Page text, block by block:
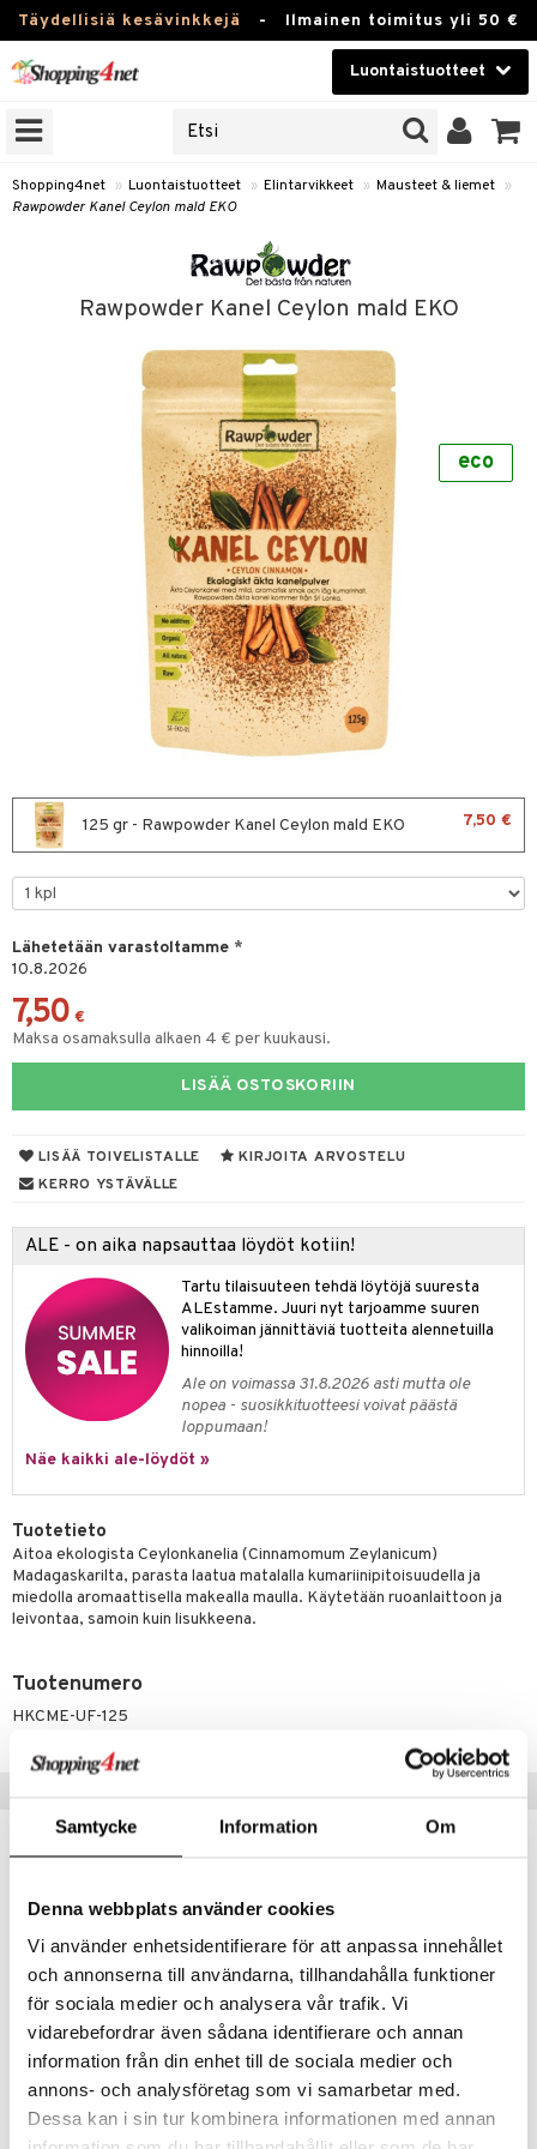
Samtycke Information Om
Denna webbplats använder cookies
Vi använder enhetsidentifierare för att anpassa innehållet
och annonserna till användarna, tillhandahålla funktioner
för sociala medier och analysera vår trafik. Vi
vidarebefordrar även sådana identifierare och annan
information från din enhet till de sociala medier och
annons- och analysföretag som vi samarbetar med.
Dessa kan i sin tur kombinera informationen med annan
Täydellisiä kesävinkkejä - Ilmainen toimitus yli 50 €
Luontaistuotteet
Kauneudenhoito
Piilolinssit
Fitness
Koti & Sisustus
Lelut, Lapsi & Vauva
Tuotemerkkejä
Shopping4net » Luontaistuotteet » Elintarvikkeet » Mausteet & liemet »
Rawpowder Kanel Ceylon mald EKO
Rawpowder Kanel Ceylon mald EKO
eco
125 gr - Rawpowder Kanel Ceylon mald EKO 7,50 €
Lähetetään varastoltamme *
10.8.2026
7,50 €
Maksa osamaksulla alkaen 4 € per kuukausi.
LISÄÄ OSTOSKORIIN
LISÄÄ TOIVELISTALLE
KIRJOITA ARVOSTELU
KERRO YSTÄVÄLLE
ALE - on aika napsauttaa löydöt kotiin!
Tartu tilaisuuteen tehdä löytöjä suuresta
ALEstamme. Juuri nyt tarjoamme suuren
valikoiman jännittäviä tuotteita alennetuilla
hinnoilla!
Ale on voimassa 31.8.2026 asti mutta ole
nopea - suosikkituotteesi voivat päästä
loppumaan!
Näe kaikki ale-löydöt »
Tuotetieto
Aitoa ekologista Ceylonkanelia (Cinnamomum Zeylanicum)
Madagaskarilta, parasta laatua matalalla kumariinipitoisuudella ja
miedolla aromaattisella makealla maulla. Käytetään ruoanlaittoon ja
leivontaa, samoin kuin lisukkeena.
Tuotenumero
HKCME-UF-125
Rawpowder Broccoli pulver EKO
RAWPOWDER
Rawpowder Gurkmeja EKO
RAWPOWDER
pigmentti
tuotteet
hoito
jalat
hoito
hoito
tarvikkeet
hoito
kuorinta
&mineraalit
& imetys
& PMS
lihakset
käytettävät
intoleranssi
alentavat
rasvahapot
vahvistavat
säätelevät
helpottava
nenä & kurkku
K
energiaa
& vastauksia